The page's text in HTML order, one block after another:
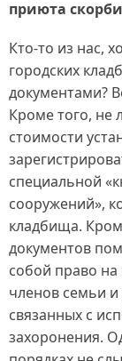
приюта
Кто‑то из нас,
городских
документами?
Кроме того, не
стоимости
специальной
сооружений»,
кладбища.
документов
собой право
членов семьи
связанных с
захоронения.